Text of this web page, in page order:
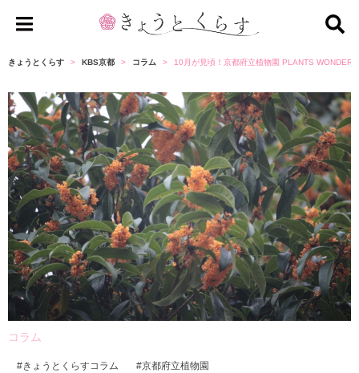
ょ
と
く
ら
す
きょうとくらす KBS京都 コラム 10月が見頃！京都府立植物園 PLANTS WONDER
コラム
きょうとくらすコラム 京都府立植物園